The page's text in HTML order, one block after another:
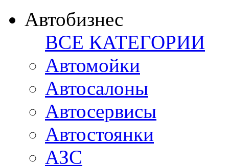
Автобизнес
ВСЕ КАТЕГОРИИ
Автомойки
Автосалоны
Автосервисы
Автостоянки
АЗС